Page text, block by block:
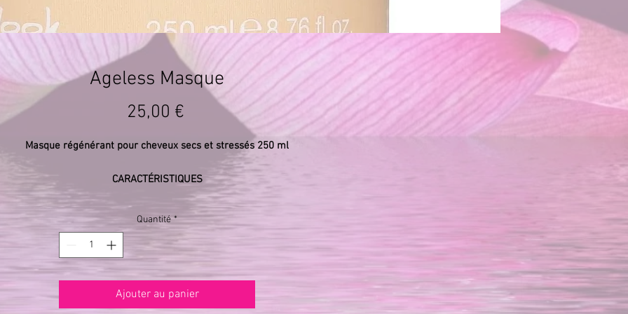
Ageless Masque
25,00 €Prix
Masque régénérant pour cheveux secs et stressés 250 ml
CARACTÉRISTIQUES
riche qui cajole les cheveux, en aidant la chevelure déshydratée
et dévitalisée à retrouver de la douceur et du corps. Contribue à
améliorer l’aspect des cheveux très secs.
PH4,3 / 4,7
MODE D’EMPLOI
le shampoing, appliquer sur les cheveux essorés, sur les longueurs
Quantité *
Ajouter au panier